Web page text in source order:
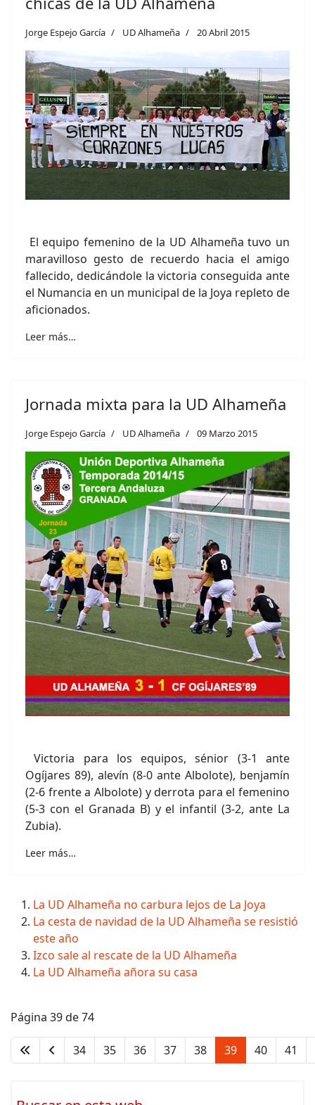
Jorge Espejo García UD Alhameña 20 Abril 2015
El equipo femenino de la UD Alhameña tuvo un
maravilloso gesto de recuerdo hacia el amigo
fallecido, dedicándole la victoria conseguida ante
el Numancia en un municipal de la Joya repleto de
aficionados.
Leer más…
Jornada mixta para la UD Alhameña
Jorge Espejo García UD Alhameña 09 Marzo 2015
Victoria para los equipos, sénior (3-1 ante
Ogíjares 89), alevín (8-0 ante Albolote), benjamín
(2-6 frente a Albolote) y derrota para el femenino
(5-3 con el Granada B) y el infantil (3-2, ante La
Zubia).
Leer más…
La UD Alhameña no carbura lejos de La Joya
La cesta de navidad de la UD Alhameña se resistió
este año
Izco sale al rescate de la UD Alhameña
La UD Alhameña añora su casa
Página 39 de 74
34 35 36 37 38 39 40 41